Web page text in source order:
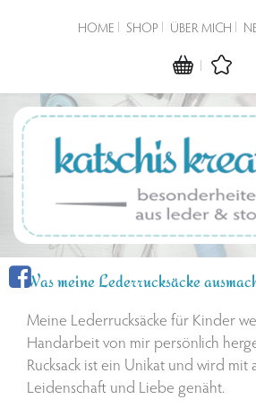
HOME SHOP ÜBER MICH
Was meine Lederrucksäcke
Meine Lederrucksäcke für Kinder
Handarbeit von mir persönlich
Rucksack ist ein Unikat und wird mit
Leidenschaft und Liebe genäht.